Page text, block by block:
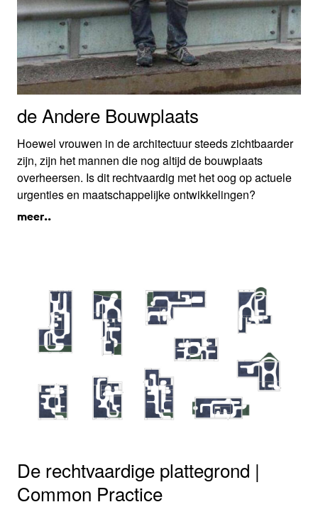
de Andere Bouwplaats
Hoewel vrouwen in de architectuur steeds zichtbaarder
zijn, zijn het mannen die nog altijd de bouwplaats
overheersen. Is dit rechtvaardig met het oog op actuele
urgenties en maatschappelijke ontwikkelingen?
meer..
De rechtvaardige plattegrond |
Common Practice